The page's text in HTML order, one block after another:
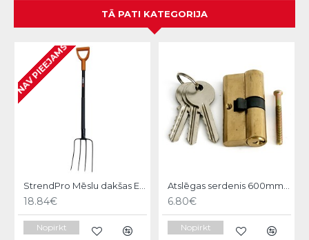
TĀ PATI KATEGORIJA
NAV PIEEJAMS
StrendPro Mēslu dakšas ErgoLine1200
18.84€
Nopirkt
Atslēgas serdenis 600mm Strend pro
6.80€
Nopirkt